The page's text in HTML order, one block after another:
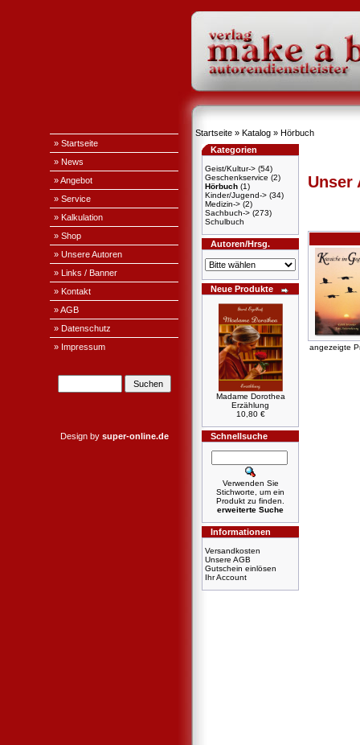
» Startseite
» News
» Angebot
» Service
» Kalkulation
» Shop
» Unsere Autoren
» Links / Banner
» Kontakt
» AGB
» Datenschutz
» Impressum
Design by super-online.de
Startseite » Katalog » Hörbuch
Kategorien
Geist/Kultur-> (54)
Geschenkservice (2)
Hörbuch (1)
Kinder/Jugend-> (34)
Medizin-> (2)
Sachbuch-> (273)
Schulbuch
Autoren/Hrsg.
Neue Produkte
Madame Dorothea
Erzählung
10,80 €
Schnellsuche
Verwenden Sie
Stichworte, um ein
Produkt zu finden.
erweiterte Suche
Informationen
Versandkosten
Unsere AGB
Gutschein einlösen
Ihr Account
Unser
angezeigte